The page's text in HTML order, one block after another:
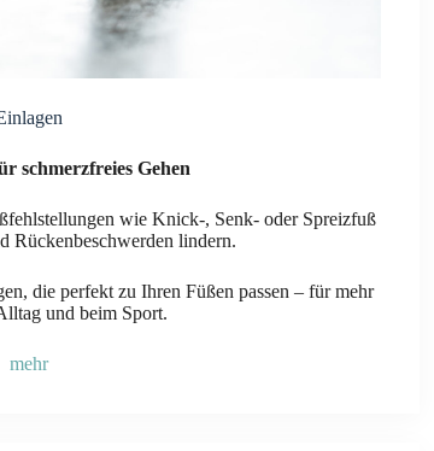
schmerzfreies Gehen
wie Knick-, Senk- oder Spreizfuß
Rückenbeschwerden lindern.
die perfekt zu Ihren Füßen passen – für mehr
und beim Sport.
mehr